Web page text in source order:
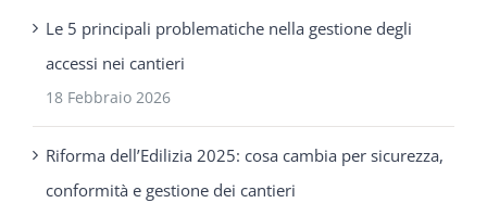
Le 5 principali problematiche nella gestione degli
accessi nei cantieri
18 Febbraio 2026
Riforma dell’Edilizia 2025: cosa cambia per sicurezza,
conformità e gestione dei cantieri